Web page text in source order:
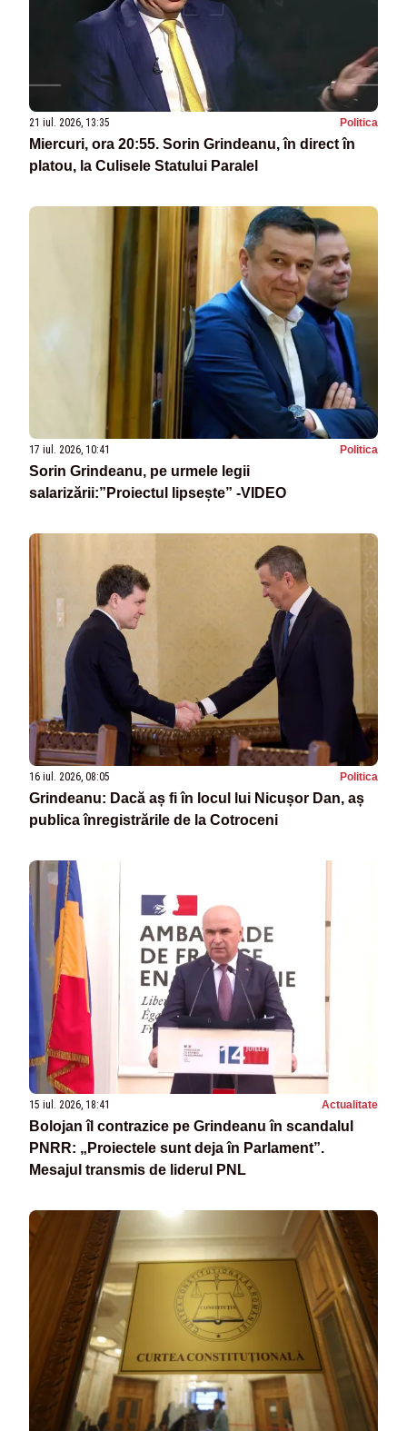
21 iul. 2026, 13:35 Politica
Miercuri, ora 20:55. Sorin Grindeanu, în direct în
platou, la Culisele Statului Paralel
17 iul. 2026, 10:41 Politica
Sorin Grindeanu, pe urmele legii
salarizării:”Proiectul lipsește” -VIDEO
16 iul. 2026, 08:05 Politica
Grindeanu: Dacă aș fi în locul lui Nicușor Dan, aș
publica înregistrările de la Cotroceni
15 iul. 2026, 18:41 Actualitate
Bolojan îl contrazice pe Grindeanu în scandalul
PNRR: „Proiectele sunt deja în Parlament”.
Mesajul transmis de liderul PNL